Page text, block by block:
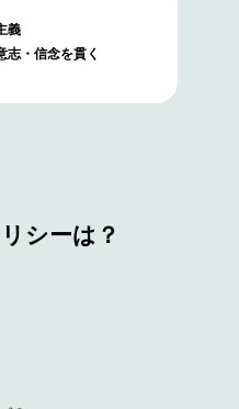
義
志・信念を貫く
シーは？